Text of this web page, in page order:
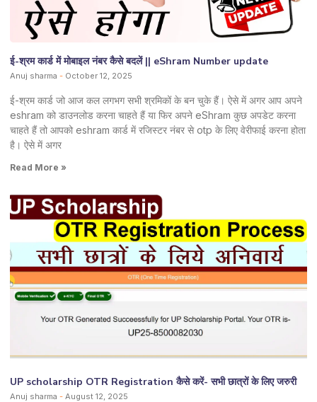
ई-श्रम कार्ड में मोबाइल नंबर कैसे बदलें || eShram Number update
Anuj sharma October 12, 2025
ई-श्रम कार्ड जो आज कल लगभग सभी श्रमिकों के बन चुके हैं। ऐसे में अगर आप अपने
eshram को डाउनलोड करना चाहते हैं या फिर अपने eShram कुछ अपडेट करना
चाहते हैं तो आपको eshram कार्ड में रजिस्टर नंबर से otp के लिए वेरीफाई करना होता
है। ऐसे में अगर
Read More »
UP scholarship OTR Registration कैसे करें- सभी छात्रों के लिए जरुरी
Anuj sharma August 12, 2025